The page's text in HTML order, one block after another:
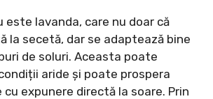
este lavanda, care nu doar că
la secetă, dar se adaptează bine
de soluri. Aceasta poate
aride și poate prospera
cu expunere directă la soare. Prin